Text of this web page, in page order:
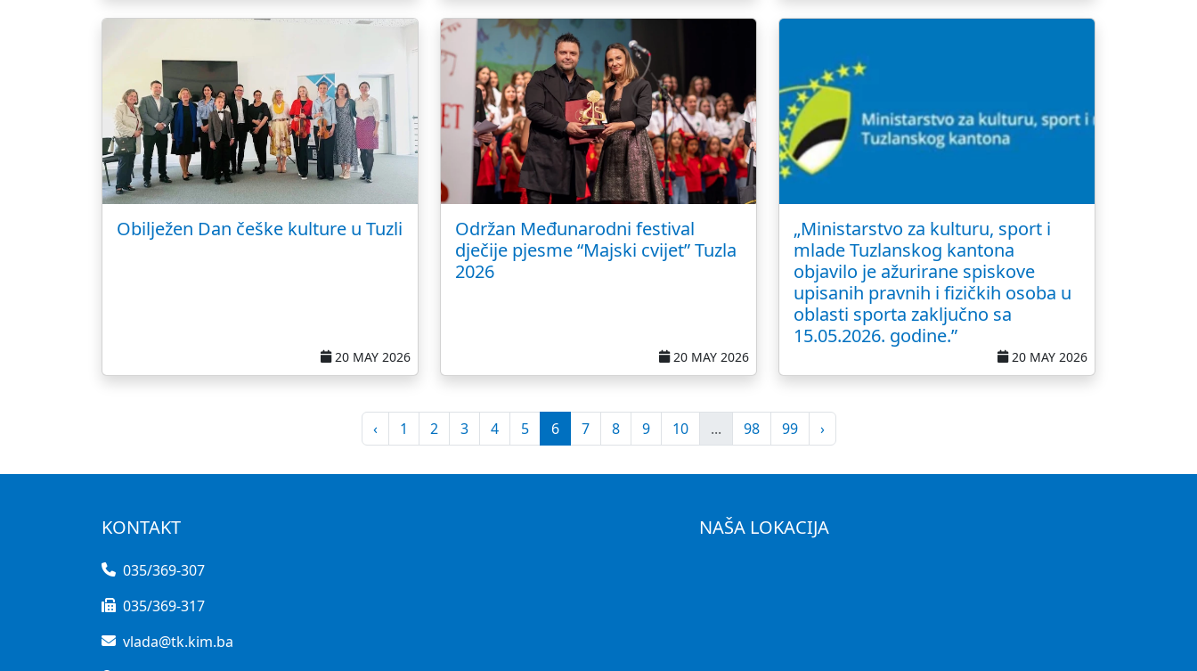
Obilježen Dan češke kulture u Tuzli
20 MAY 2026
Održan Međunarodni festival
dječije pjesme “Majski cvijet” Tuzla
2026
20 MAY 2026
„Ministarstvo za kulturu, sport i
mlade Tuzlanskog kantona
objavilo je ažurirane spiskove
upisanih pravnih i fizičkih osoba u
oblasti sporta zaključno sa
15.05.2026. godine.”
20 MAY 2026
‹ 1 2 3 4 5 6 7 8 9 10 ... 98 99 ›
KONTAKT
035/369-307
035/369-317
vlada@tk.kim.ba
NAŠA LOKACIJA